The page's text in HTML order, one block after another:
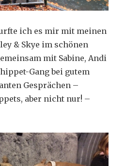
ich es mir mit meinen
& Skye im schönen
mit Sabine, Andi
Gang bei gutem
Gesprächen –
aber nicht nur! –